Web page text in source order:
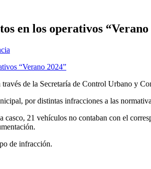
en los operativos “Verano
de la Secretaría de Control Urbano y
por distintas infracciones a las
21 vehículos no contaban con el
de infracción.